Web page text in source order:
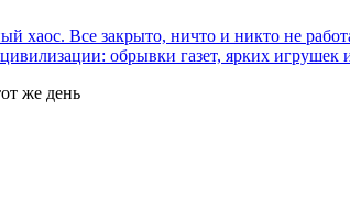
хаос. Все закрыто, ничто и никто не
обрывки газет, ярких
же день